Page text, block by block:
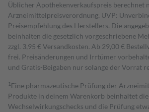
Üblicher Apothekenverkaufspreis berechnet
Arzneimittelpreisverordnung. UVP:
Preisempfehlung des Herstellers. Die
beinhalten die gesetzlich vorgeschriebene
zzgl. 3,95 € Versandkosten. Ab 29,00 €
frei. Preisänderungen und Irrtümer
und Gratis-Beigaben nur solange der Vorrat
1 Eine pharmazeutische Prüfung der
Produkte in deinem Warenkorb beinhaltet
Wechselwirkungschecks und die Prüfung